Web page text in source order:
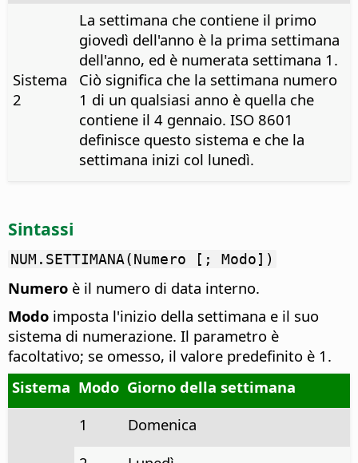
Sistema
2
La settimana che contiene il primo
giovedì dell'anno è la prima settimana
dell'anno, ed è numerata settimana 1.
Ciò significa che la settimana numero
1 di un qualsiasi anno è quella che
contiene il 4 gennaio. ISO 8601
definisce questo sistema e che la
settimana inizi col lunedì.
Sintassi
NUM.SETTIMANA(Numero [; Modo])
Numero è il numero di data interno.
Modo imposta l'inizio della settimana e il suo
sistema di numerazione. Il parametro è
facoltativo; se omesso, il valore predefinito è 1.
Sistema Modo Giorno della settimana
1
Domenica